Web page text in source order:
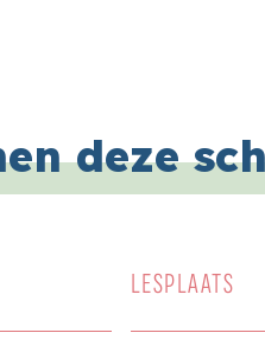
deze
LESPLAATS